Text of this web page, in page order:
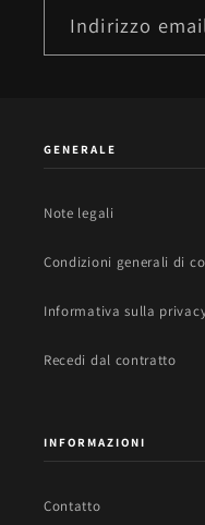
Indirizzo
GENERALE
Note legali
Condizioni generali di
Informativa sulla
Recedi dal contratto
INFORMAZIONI
Contatto